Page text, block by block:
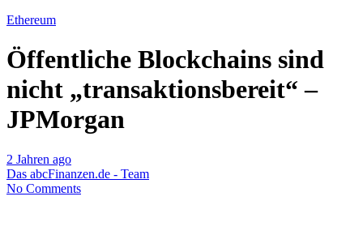
Ethereum
Öffentliche Blockchains sind
nicht „transaktionsbereit“ –
JPMorgan
2 Jahren ago
Das abcFinanzen.de - Team
No Comments